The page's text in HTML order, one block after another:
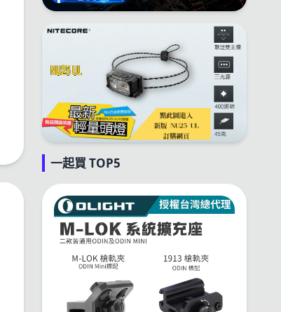
一起買 TOP5